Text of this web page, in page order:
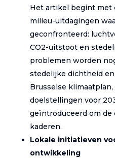
Het artikel begint met
milieu-uitdagingen
geconfronteerd:
CO2-uitstoot en
problemen worden
stedelijke dichtheid
Brusselse
doelstellingen voor
geïntroduceerd om de
kaderen.
Lokale initiatieven
ontwikkeling